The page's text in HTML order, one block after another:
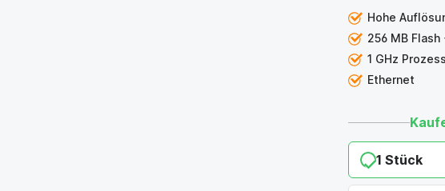
Hohe
256 MB Flash
1 GHz
Ethernet
1 Stück